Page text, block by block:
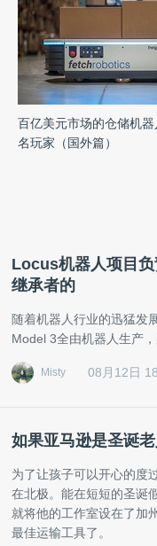
百亿美元市场的仓储机
名玩家（国外篇）
Locus机器人项目
继承者的
随着机器人行业的迅猛发
Model 3全由机器人生产
Misty 08月12日
如果亚马逊是圣诞
为了让孩子可以开心的度
在北极。能在短短的圣诞
就将他的工作室设在了加
最佳运输工具了。